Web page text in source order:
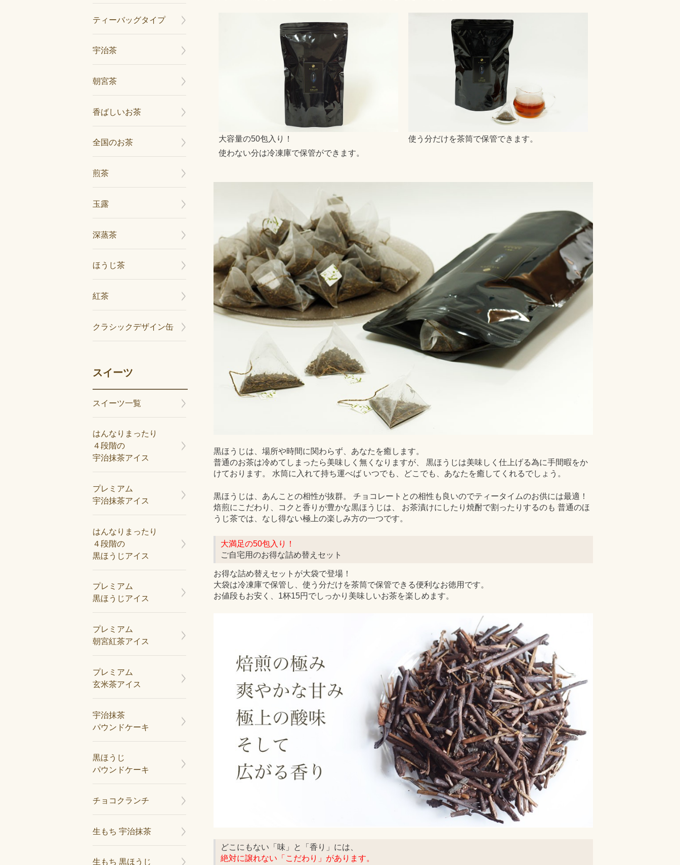
大容量の50包入り！
使わない分は冷凍庫で保管ができます。
使う分だけを茶筒で保管できます。
黒ほうじは、場所や時間に関わらず、あなたを癒します。
普通のお茶は冷めてしまったら美味しく無くなりますが、 黒ほうじは美味しく仕上げる為に手間暇をか
けております。 水筒に入れて持ち運べば いつでも、どこでも、あなたを癒してくれるでしょう。
黒ほうじは、あんことの相性が抜群。 チョコレートとの相性も良いのでティータイムのお供には最適！
焙煎にこだわり、コクと香りが豊かな黒ほうじは、 お茶漬けにしたり焼酎で割ったりするのも 普通のほ
うじ茶では、なし得ない極上の楽しみ方の一つです。
大満足の50包入り！
ご自宅用のお得な詰め替えセット
お得な詰め替えセットが大袋で登場！
大袋は冷凍庫で保管し、使う分だけを茶筒で保管できる便利なお徳用です。
お値段もお安く、1杯15円でしっかり美味しいお茶を楽しめます。
どこにもない「味」と「香り」には、
絶対に譲れない「こだわり」があります。
ティーバッグタイプ
宇治茶
朝宮茶
香ばしいお茶
全国のお茶
煎茶
玉露
深蒸茶
ほうじ茶
紅茶
クラシックデザイン缶
スイーツ
スイーツ一覧
はんなりまったり
４段階の
宇治抹茶アイス
プレミアム
宇治抹茶アイス
はんなりまったり
４段階の
黒ほうじアイス
プレミアム
黒ほうじアイス
プレミアム
朝宮紅茶アイス
プレミアム
玄米茶アイス
宇治抹茶
パウンドケーキ
黒ほうじ
パウンドケーキ
チョコクランチ
生もち 宇治抹茶
生もち 黒ほうじ